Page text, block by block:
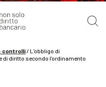
Artificiale
controlli/L’obbligo di
diritto secondo l’ordinamento